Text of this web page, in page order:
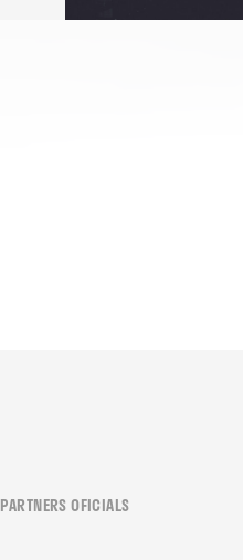
PARTNERS OFICIALS